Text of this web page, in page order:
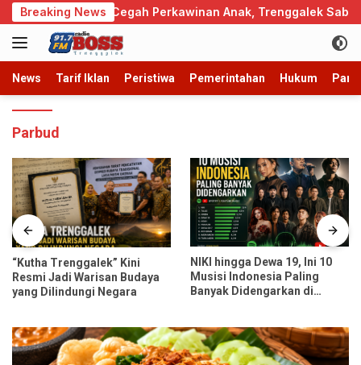
Langsung
ke
konten
Breaking NewsCegah Perkawinan Anak, Trenggalek Sabet
News Tarif Iklan Peristiwa Pemerintahan Hukum
Parbud
“Kutha Trenggalek” Kini
Resmi Jadi Warisan Budaya
yang Dilindungi Negara
NIKI hingga Dewa 19, Ini 10
Musisi Indonesia Paling
Banyak Didengarkan di